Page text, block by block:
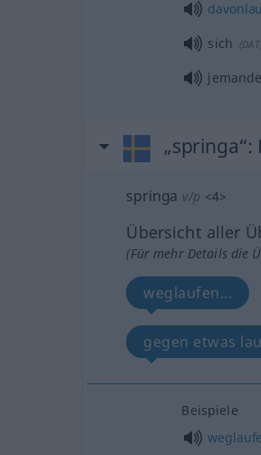
sich (DAT
„springa“:
springa v/p <4>
Übersicht aller
(Für mehr Details die
weglaufen...
gegen etwas
Beispiele